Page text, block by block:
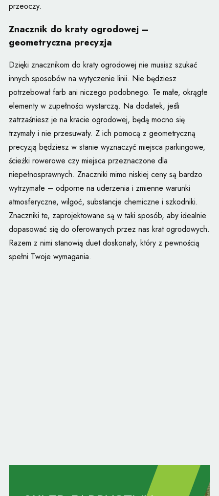
przeoczy.
Znacznik do kraty ogrodowej –
geometryczna precyzja
Dzięki znacznikom do kraty ogrodowej nie musisz szukać
innych sposobów na wytyczenie linii. Nie będziesz
potrzebował farb ani niczego podobnego. Te małe, okrągłe
elementy w zupełności wystarczą. Na dodatek, jeśli
zatrzaśniesz je na kracie ogrodowej, będą mocno się
trzymały i nie przesuwały. Z ich pomocą z geometryczną
precyzją będziesz w stanie wyznaczyć miejsca parkingowe,
ścieżki rowerowe czy miejsca przeznaczone dla
niepełnosprawnych. Znaczniki mimo niskiej ceny są bardzo
wytrzymałe – odporne na uderzenia i zmienne warunki
atmosferyczne, wilgoć, substancje chemiczne i szkodniki.
Znaczniki te, zaprojektowane są w taki sposób, aby idealnie
dopasować się do oferowanych przez nas krat ogrodowych.
Razem z nimi stanowią duet doskonały, który z pewnością
spełni Twoje wymagania.